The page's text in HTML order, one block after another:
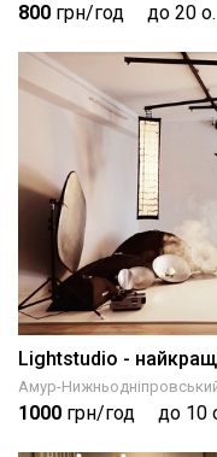
800 грн/год до 20 о.
Lightstudio -
Амур-
1000 грн/год до 10